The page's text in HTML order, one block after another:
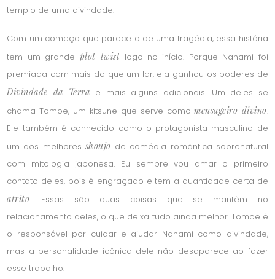
templo de uma divindade.
Com um começo que parece o de uma tragédia, essa história
tem um grande plot twist logo no início. Porque Nanami foi
premiada com mais do que um lar, ela ganhou os poderes de
Divindade da Terra e mais alguns adicionais. Um deles se
chama Tomoe, um kitsune que serve comomensageiro divino.
Ele também é conhecido como o protagonista masculino de
um dos melhores shoujo de comédia romântica sobrenatural
com mitologia japonesa. Eu sempre vou amar o primeiro
contato deles, pois é engraçado e tem a quantidade certa de
atrito. Essas são duas coisas que se mantêm no
relacionamento deles, o que deixa tudo ainda melhor. Tomoe é
o responsável por cuidar e ajudar Nanami como divindade,
mas a personalidade icônica dele não desaparece ao fazer
esse trabalho.